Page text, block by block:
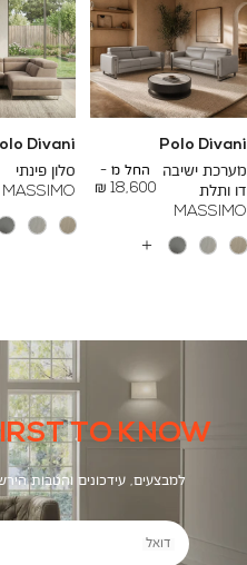
Polo Divani
מערכת ישיבה
דו ותלת
MASSIMO
החל מ -
18,600 ₪
To
24,000 ₪
עוד
Divani
סלון פינתי
MASSIMO
עוד
TO KNOW
למבצעים, עידכונים והטבות
דואל